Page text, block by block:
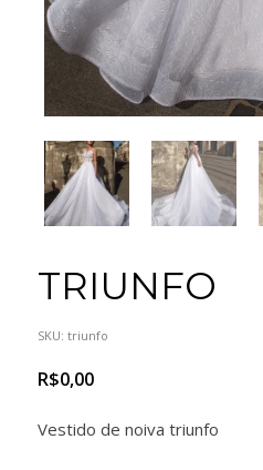
TRIUNFO
SKU: triunfo
R$0,00
Vestido de noiva triunfo